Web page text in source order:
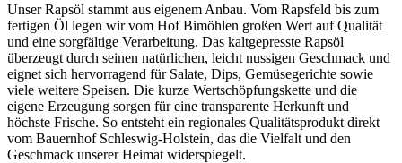
Unser Rapsöl stammt aus eigenem Anbau. Vom Rapsfeld bis zum
fertigen Öl legen wir vom Hof Bimöhlen großen Wert auf Qualität
und eine sorgfältige Verarbeitung. Das kaltgepresste Rapsöl
überzeugt durch seinen natürlichen, leicht nussigen Geschmack und
eignet sich hervorragend für Salate, Dips, Gemüsegerichte sowie
viele weitere Speisen. Die kurze Wertschöpfungskette und die
eigene Erzeugung sorgen für eine transparente Herkunft und
höchste Frische. So entsteht ein regionales Qualitätsprodukt direkt
vom Bauernhof Schleswig-Holstein, das die Vielfalt und den
Geschmack unserer Heimat widerspiegelt.